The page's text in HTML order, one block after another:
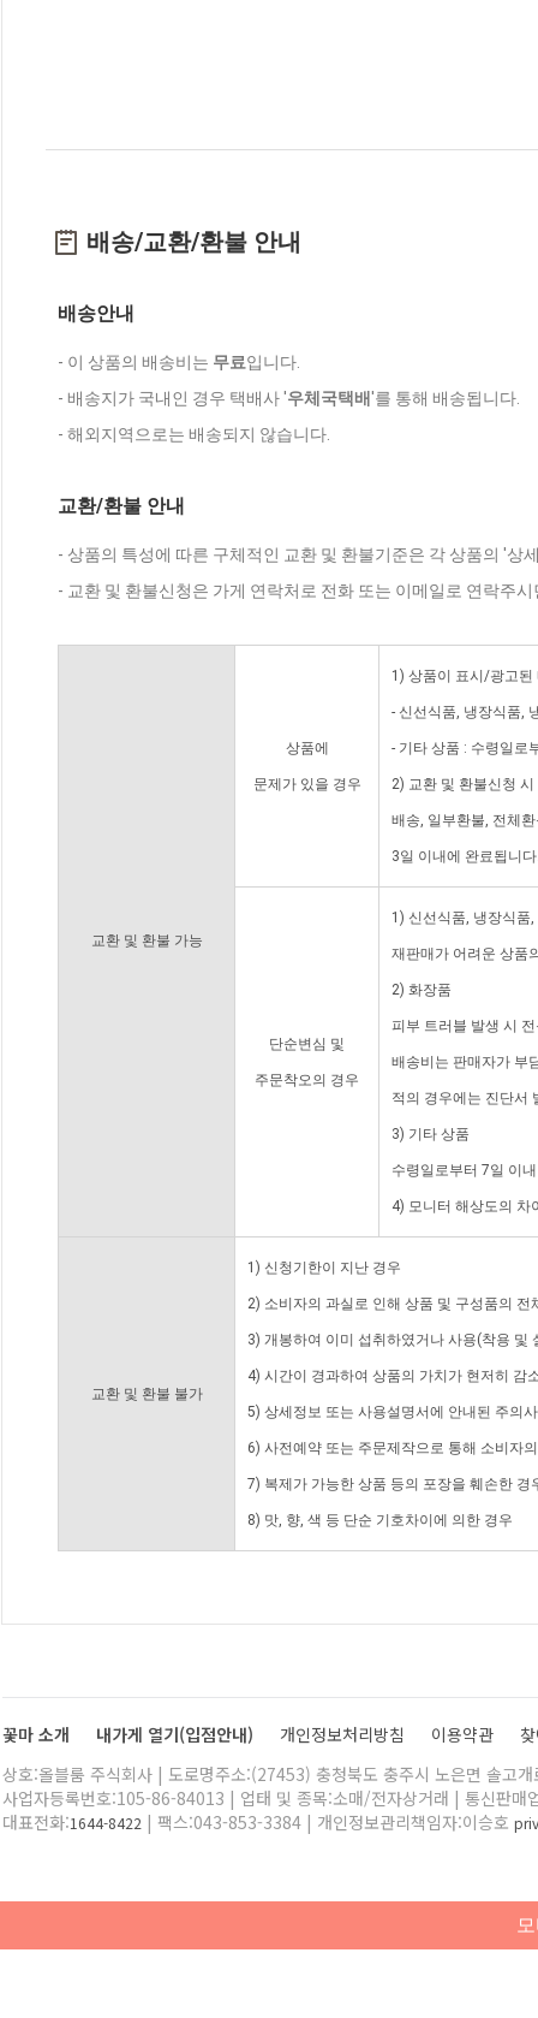
배송/교환/환불 안내
배송안내
- 이 상품의 배송비는 무료입니다.
- 배송지가 국내인 경우 택배사 '우체국택배'를 통해 배송됩니다.
- 해외지역으로는 배송되지 않습니다.
교환/환불 안내
- 상품의 특성에 따른 구체적인 교환 및 환불기준은 각 상품의 '상
- 교환 및 환불신청은 가게 연락처로 전화 또는 이메일로 연락주
교환 및 환불 가능
상품에
문제가 있을 경우
1) 상품이 표시/광고된
- 신선식품, 냉장식품,
- 기타 상품 : 수령일로
2) 교환 및 환불신청
배송, 일부환불, 전체
3일 이내에 완료됩니
단순변심 및
주문착오의 경우
1) 신선식품, 냉장식품
재판매가 어려운 상품
2) 화장품
피부 트러블 발생 시
배송비는 판매자가 부
적의 경우에는 진단서
3) 기타 상품
수령일로부터 7일 이
4) 모니터 해상도의 차
교환 및 환불 불가
1) 신청기한이 지난 경우
2) 소비자의 과실로 인해 상품 및 구성품의
3) 개봉하여 이미 섭취하였거나 사용(착용 및
4) 시간이 경과하여 상품의 가치가 현저히 감
5) 상세정보 또는 사용설명서에 안내된 주의
6) 사전예약 또는 주문제작으로 통해 소비자
7) 복제가 가능한 상품 등의 포장을 훼손한 경
8) 맛, 향, 색 등 단순 기호차이에 의한 경우
꽃마 소개 내가게 열기(입점안내) 개인정보처리방침 이용약관
상호:올블룸 주식회사 | 도로명주소:(27453) 충청북도 충주시 노은면 솔고
사업자등록번호:105-86-84013 | 업태 및 종목:소매/전자상거래 | 통신판매
대표전화:1644-8422 | 팩스:043-853-3384 | 개인정보관리책임자:이승호